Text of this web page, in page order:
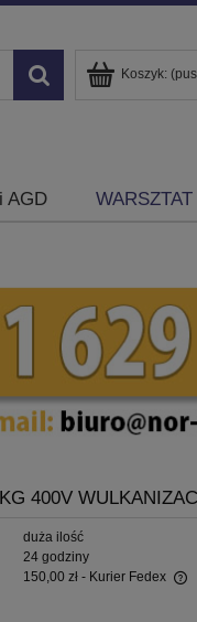
Koszyk:
AGD WARSZTAT
400V
duża ilość
24 godziny
150,00 zł - Kurier Fedex